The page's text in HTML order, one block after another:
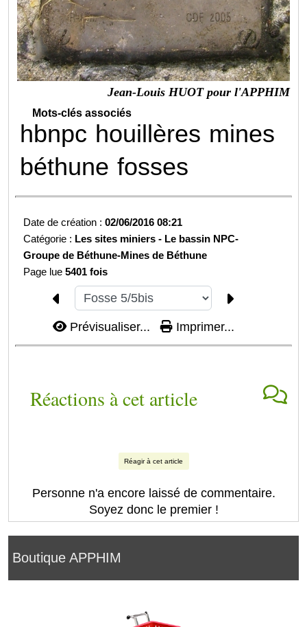
Boutique APPHIM
Jean-Louis HUOT pour l'APPHIM
Mots-clés associés
hbnpc houillères mines
béthune fosses
Date de création :02/06/2016 08:21
Catégorie : Les sites miniers - Le bassin NPC-
Groupe de Béthune-Mines de Béthune
Page lue5401 fois
Prévisualiser... Imprimer...
Réactions à cet article
Réagir à cet article
Personne n'a encore laissé de commentaire.
Soyez donc le premier !